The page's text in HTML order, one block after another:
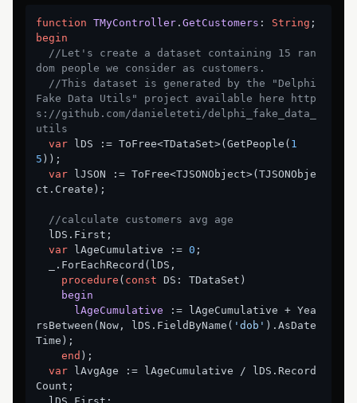
function TMyController. GetCustomers : String
begin
//Let's create a dataset containing 15 ran
dom people we consider as customers.
//This dataset is generated by the "Delphi
Fake Data Utils" project available here http
s://github.com/danieleteti/delphi_fake_data_
utils
var lDS := ToFree<TDataSet>(GetPeople( 1
5 ));
var lJSON := ToFree<TJSONObject>(TJSONObje
ct.Create);
//calculate customers avg age
var lAgeCumulative := 0 ;
procedure ( const DS: TDataSet)
begin
lAgeCumulative : = lAgeCumulative + Yea
rsBetween(Now, lDS.FieldByName( 'dob' ).AsDate
Time);
end );
var lAvgAge := lAgeCumulative / lDS.Record
Count;